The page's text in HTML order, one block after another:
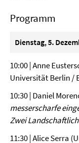
Programm
Dienstag, 5.
10:00 | Anne
Universität Berlin /
10:30 | Daniel
messerscharfe
Zwei
11:30 | Alice Serra